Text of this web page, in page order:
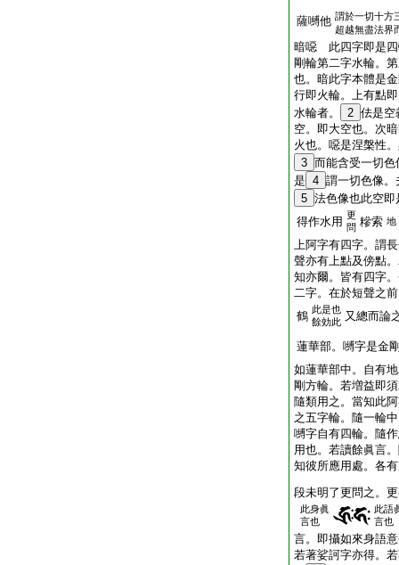
薩嚩他 謂於一切十方
超越無盡法界
暗噁 此四字即是四
剛輪第二字水輪。
也。暗此字本體是
行即火輪。上有點
水輪者。
2 佉是空
空。即大空也。次
火也。噁是涅槃性
3 而能含受一切
是 4 謂一切色像。
5 法色像也此空
得作水用 更
問 糝索 地
上阿字有四字。謂
聲亦有上點及傍點
知亦爾。皆有四字
二字。在於短聲之
鶴 此是也
餘効此 又總而論
蓮華部。嚩字是金
如蓮華部中。自有
剛方輪。若増益即
隨類用之。當知此
之五字輪。隨一輪
嚩字自有四輪。隨
用也。若讀餘眞言
知彼所應用處。各
段未明了更問之。
此身眞
言也
此語
言也
言。即攝如來身語
若著娑訶字亦得。